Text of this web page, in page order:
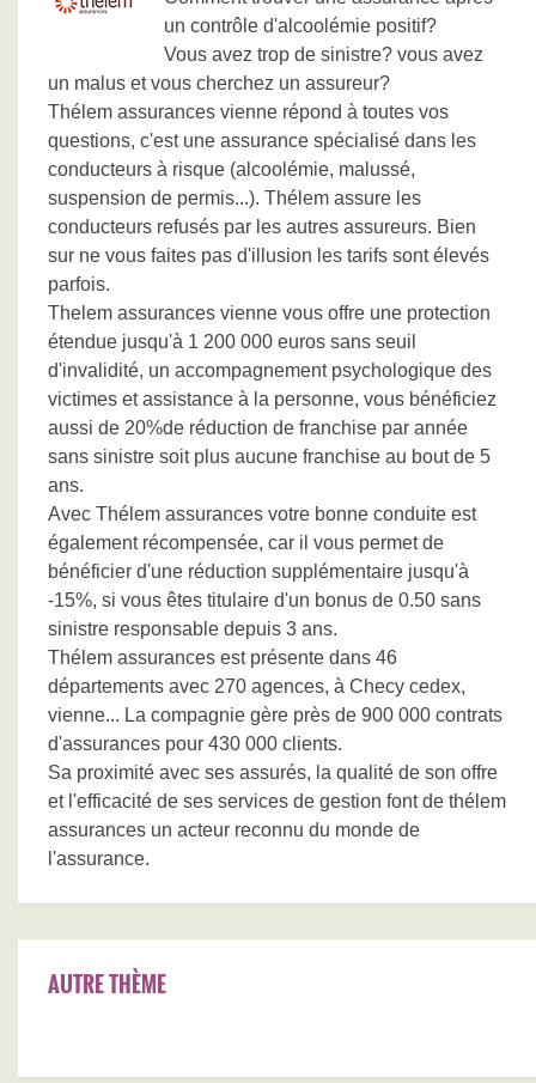
un contrôle d'alcoolémie positif?
Vous avez trop de sinistre? vous avez
un malus et vous cherchez un assureur?
Thélem assurances vienne répond à toutes vos
questions, c'est une assurance spécialisé dans les
conducteurs à risque (alcoolémie, malussé,
suspension de permis...). Thélem assure les
conducteurs refusés par les autres assureurs. Bien
sur ne vous faites pas d'illusion les tarifs sont élevés
parfois.
Thelem assurances vienne vous offre une protection
étendue jusqu'à 1 200 000 euros sans seuil
d'invalidité, un accompagnement psychologique des
victimes et assistance à la personne, vous bénéficiez
aussi de 20%de réduction de franchise par année
sans sinistre soit plus aucune franchise au bout de 5
ans.
Avec Thélem assurances votre bonne conduite est
également récompensée, car il vous permet de
bénéficier d'une réduction supplémentaire jusqu'à
-15%, si vous êtes titulaire d'un bonus de 0.50 sans
sinistre responsable depuis 3 ans.
Thélem assurances est présente dans 46
départements avec 270 agences, à Checy cedex,
vienne... La compagnie gère près de 900 000 contrats
d'assurances pour 430 000 clients.
Sa proximité avec ses assurés, la qualité de son offre
et l'efficacité de ses services de gestion font de thélem
assurances un acteur reconnu du monde de
l'assurance.
AUTRE THÈME